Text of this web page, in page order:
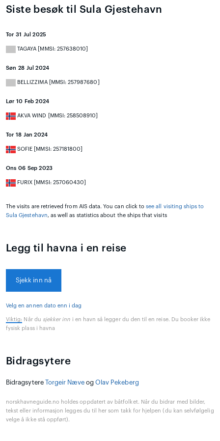
Siste besøk til Sula Gjestehavn
Tor 31 Jul 2025
TAGAYA [MMSI: 257638010]
Søn 28 Jul 2024
BELLIZZIMA [MMSI: 257987680]
Lør 10 Feb 2024
AKVA WIND [MMSI: 258508910]
Tor 18 Jan 2024
SOFIE [MMSI: 257181800]
Ons 06 Sep 2023
FURIX [MMSI: 257060430]
The visits are retrieved from AIS data. You can click tosee all visiting ships to
Sula Gjestehavn, as well as statistics about the ships that visits
Legg til havna i en reise
Sjekk inn nå
Velg en annen dato enn i dag
Viktig: Når du sjekker inn i en havn så legger du den til en reise. Du booker ikke
fysisk plass i havna
Bidragsytere
Bidragsytere Torgeir Næveog Olav Pekeberg
norskhavneguide.no holdes oppdatert av båtfolket. Når du bidrar med bilder,
tekst eller informasjon legges du til her som takk for hjelpen (du kan selvfølgelig
velge å ikke stå oppført).